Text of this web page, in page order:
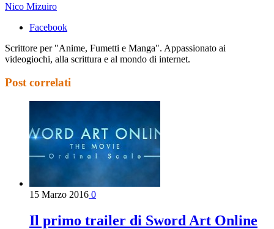
Nico Mizuiro
Facebook
Scrittore per "Anime, Fumetti e Manga". Appassionato ai
videogiochi, alla scrittura e al mondo di internet.
Post correlati
15 Marzo 2016 0
Il primo trailer di Sword Art Online